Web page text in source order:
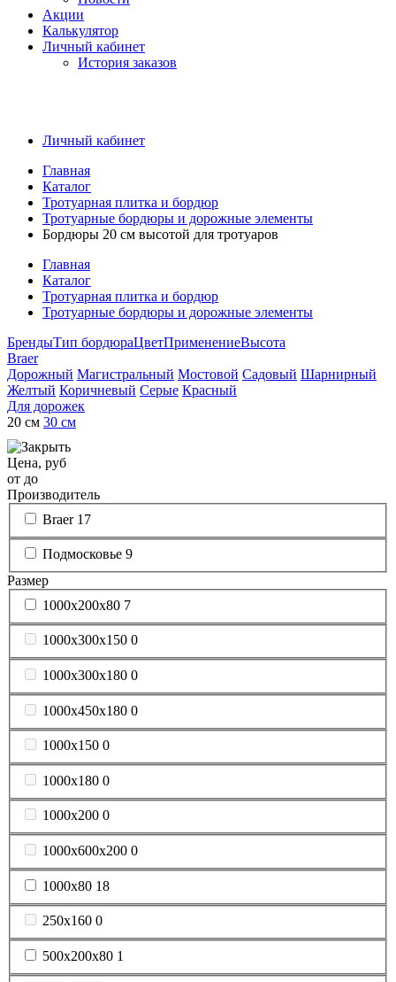
Акции
Калькулятор
Личный кабинет
История заказов
Личный кабинет
Главная
Каталог
Тротуарная плитка и бордюр
Тротуарные бордюры и дорожные элементы
Бордюры 20 см высотой для тротуаров
Главная
Каталог
Тротуарная плитка и бордюр
Тротуарные бордюры и дорожные элементы
БрендыТип бордюраЦветПрименениеВысота
Braer
Дорожный Магистральный Мостовой Садовый Шарнирный
Желтый Коричневый Серые Красный
Для дорожек
20 см 30 см
Цена, руб
от до
Производитель
Braer 17
Подмосковье 9
Размер
1000x200x80 7
1000x300x150 0
1000x300x180 0
1000x450x180 0
1000х150 0
1000х180 0
1000х200 0
1000х600х200 0
1000х80 18
250х160 0
500x200x80 1